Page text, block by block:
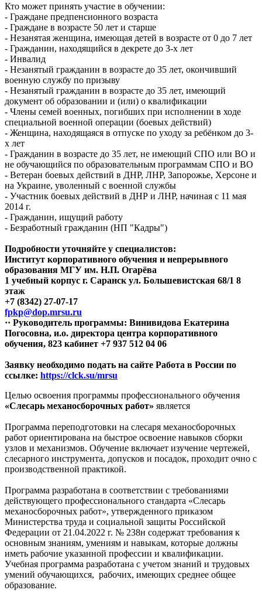
Кто может принять участие в обучении:
- Граждане предпенсионного возраста
- Граждане в возрасте 50 лет и старше
- Незанятая женщина, имеющая детей в возрасте от 0 до 7 лет
- Гражданин, находящийся в декрете до 3-х лет
- Инвалид
- Незанятый гражданин в возрасте до 35 лет, окончивший
военную службу по призыву
- Незанятый гражданин в возрасте до 35 лет, имеющий
документ об образовании и (или) о квалификации
- Члены семей военных, погибших при исполнении в ходе
специальной военной операции (боевых действий)
- Женщина, находящаяся в отпуске по уходу за ребёнком до 3-
х лет
- Гражданин в возрасте до 35 лет, не имеющий СПО или ВО и
не обучающийся по образовательным программам СПО и ВО
- Ветеран боевых действий в ДНР, ЛНР, Запорожье, Херсоне и
на Украине, уволенный с военной службы
- Участник боевых действий в ДНР и ЛНР, начиная с 11 мая
2014 г.
- Гражданин, ищущий работу
- Безработный гражданин (НП "Кадры")
Подробности уточняйте у специалистов:
Институт корпоративного обучения и непрерывного
образования МГУ им. Н.П. Огарёва
1 учебный корпус г. Саранск ул. Большевистская 68/1 8
этаж
+7 (8342) 27-07-17
fpkp@dop.mrsu.ru
·· Руководитель программы: Винивидова Екатерина
Погосовна, и.о. директора центра корпоративного
обучения, 823 кабинет +7 937 512 04 06
Заявку необходимо подать на сайте Работа в России по
ссылке: https://clck.su/mrsu
Целью освоения программы профессионального обучения
«Слесарь механосборочных работ» является
Программа переподготовки на слесаря механосборочных
работ ориентирована на быстрое освоение навыков сборки
узлов и механизмов. Обучение включает изучение чертежей,
слесарного инструмента, допусков и посадок, проходит очно с
производственной практикой.
Программа разработана в соответствии с требованиями
действующего профессионального стандарта «Слесарь
механосборочных работ», утвержденного приказом
Министерства труда и социальной защиты Российской
Федерации от 21.04.2022 г. № 238н содержат требования к
основным знаниям, умениям и навыкам, которые должны
иметь рабочие указанной профессии и квалификации.
Учебная программа разработана с учетом знаний и трудовых
умений обучающихся, рабочих, имеющих среднее общее
образование.